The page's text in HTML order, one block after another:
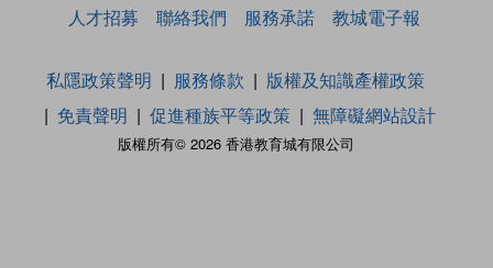
人才招募
聯絡我們 服務承諾 教城電子報
版權所有© 2026 香港教育城有限公司
私隱政策聲明 服務條款
版權及知識產權政策
免責聲明
促進種族平等政策 無障礙網站設計